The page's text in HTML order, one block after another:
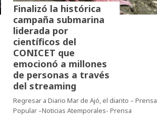
Finalizó la histórica
campaña submarina
liderada por
científicos del
CONICET que
emocionó a millones
de personas a través
del streaming
Regresar a Diario Mar de Ajó, el diarito – Prensa
Popular –Noticias Atemporales- Prensa